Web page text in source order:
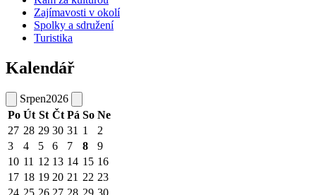
Zajímavosti v okolí
Spolky a sdružení
Turistika
Kalendář
Srpen2026
Po Út St Čt Pá So Ne
27 28 29 30 31 1
2
3
4 5 6 7 8
9
10 11 12 13 14 15 16
17 18 19 20 21 22 23
24 25 26 27 28 29 30